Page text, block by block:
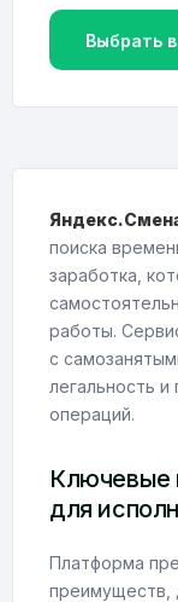
Выбрать
поиска
заработка,
работы.
с
легальность
операций.
Ключевые
для
Платформа
преимуществ,